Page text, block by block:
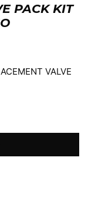
PACK KIT
VALVE